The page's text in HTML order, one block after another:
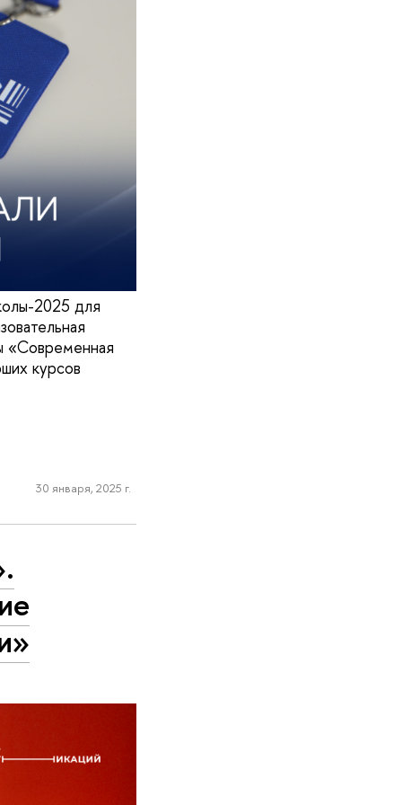
2025 для
«Современная
курсов
30 января, 2025 г.